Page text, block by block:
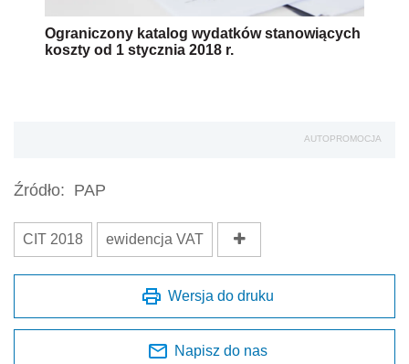
Ograniczony katalog wydatków stanowiących
koszty od 1 stycznia 2018 r.
AUTOPROMOCJA
Źródło: PAP
CIT 2018 ewidencja VAT
Wersja do druku
Napisz do nas